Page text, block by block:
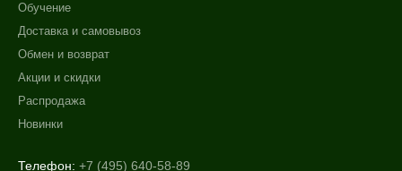
Алопеция
Возрастные изменения
Показать еще
Применение
После пилинга
Обучение
Доставка и самовывоз
Обмен и возврат
Акции и скидки
Распродажа
Новинки
Телефон: +7 (495) 640-58-89